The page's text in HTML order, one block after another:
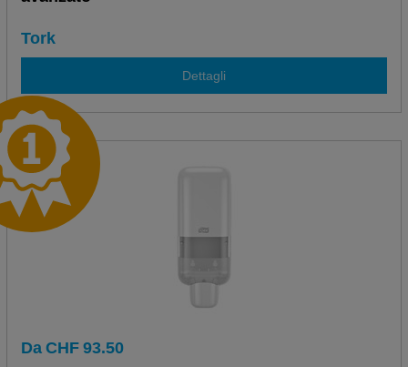
Tork
Dettagli
Da CHF 93.50